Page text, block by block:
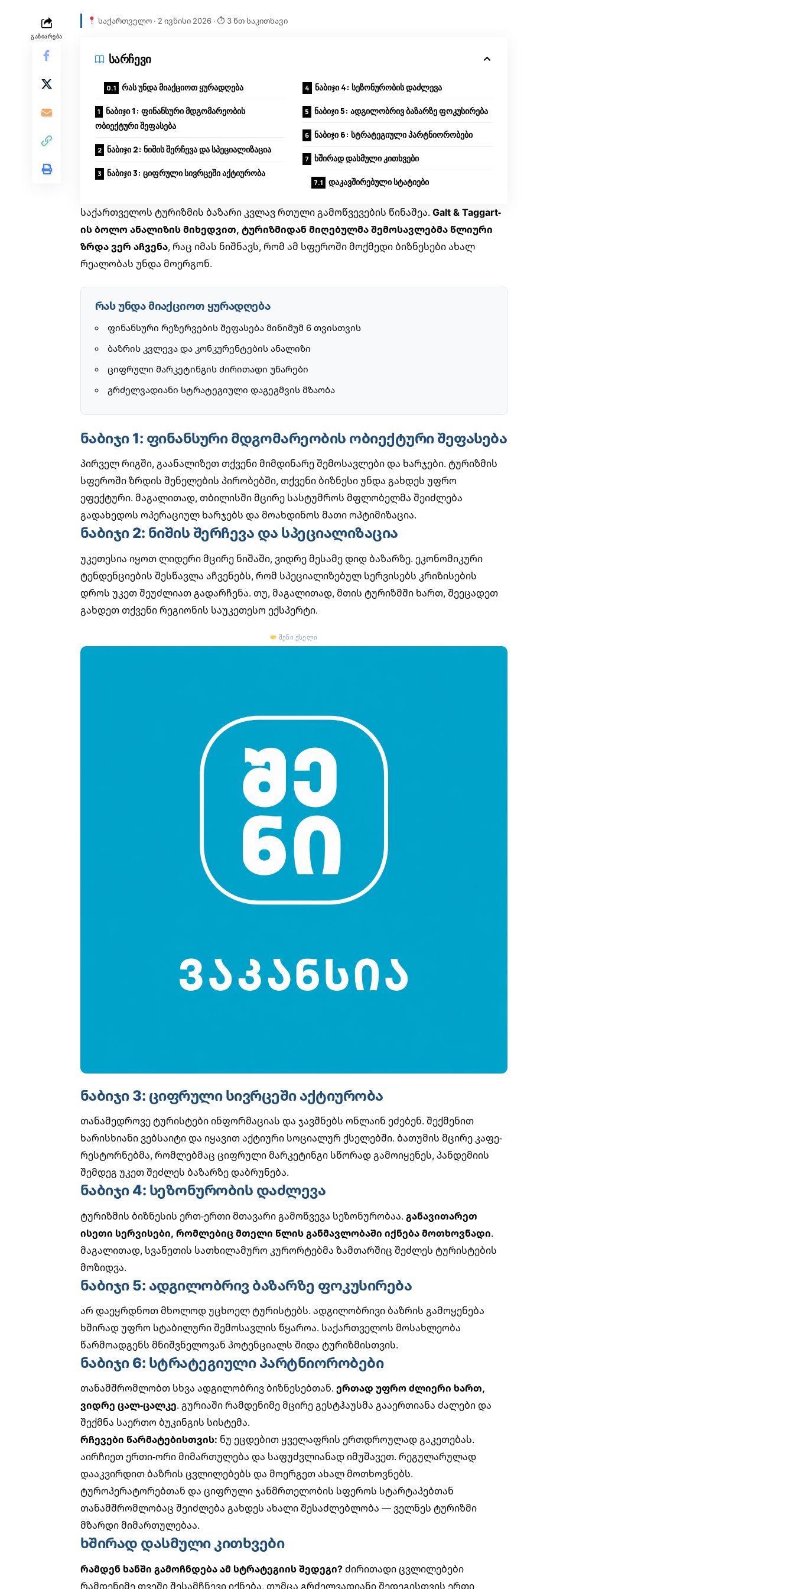
ᲒᲐᲖᲘᲐᲠᲔᲑᲐ
საქართველო · 2 ივნისი 2026 · ⏱ 3 წთ საკითხავი
სარჩევი
რას უნდა მიაქციოთ ყურადღება
ნაბიჯი 1: ფინანსური მდგომარეობის
ობიექტური შეფასება
ნაბიჯი 2: ნიშის შერჩევა და სპეციალიზაცია
ნაბიჯი 3: ციფრული სივრცეში აქტიურობა
ნაბიჯი 4: სეზონურობის დაძლევა
ნაბიჯი 5: ადგილობრივ ბაზარზე ფოკუსირება
ნაბიჯი 6: სტრატეგიული პარტნიორობები
ხშირად დასმული კითხვები
დაკავშირებული სტატიები
საქართველოს ტურიზმის ბაზარი კვლავ რთული გამოწვევების წინაშეა. Galt & Taggart-
ის ბოლო ანალიზის მიხედვით, ტურიზმიდან მიღებულმა შემოსავლებმა წლიური
ზრდა ვერ აჩვენა, რაც იმას ნიშნავს, რომ ამ სფეროში მოქმედი ბიზნესები ახალ
რეალობას უნდა მოერგონ.
რას უნდა მიაქციოთ ყურადღება
ფინანსური რეზერვების შეფასება მინიმუმ 6 თვისთვის
ბაზრის კვლევა და კონკურენტების ანალიზი
ციფრული მარკეტინგის ძირითადი უნარები
გრძელვადიანი სტრატეგიული დაგეგმვის მზაობა
ნაბიჯი 1: ფინანსური მდგომარეობის ობიექტური შეფასება
პირველ რიგში, გაანალიზეთ თქვენი მიმდინარე შემოსავლები და ხარჯები. ტურიზმის
სფეროში ზრდის შენელების პირობებში, თქვენი ბიზნესი უნდა გახდეს უფრო
ეფექტური. მაგალითად, თბილისში მცირე სასტუმროს მფლობელმა შეიძლება
გადახედოს ოპერაციულ ხარჯებს და მოახდინოს მათი ოპტიმიზაცია.
ნაბიჯი 2: ნიშის შერჩევა და სპეციალიზაცია
უკეთესია იყოთ ლიდერი მცირე ნიშაში, ვიდრე მესამე დიდ ბაზარზე. ეკონომიკური
ტენდენციების შესწავლა აჩვენებს, რომ სპეციალიზებულ სერვისებს კრიზისების
დროს უკეთ შეუძლიათ გადარჩენა. თუ, მაგალითად, მთის ტურიზმში ხართ, შეეცადეთ
გახდეთ თქვენი რეგიონის საუკეთესო ექსპერტი.
შენი ქსელი
ნაბიჯი 3: ციფრული სივრცეში აქტიურობა
თანამედროვე ტურისტები ინფორმაციას და ჯავშნებს ონლაინ ეძებენ. შექმენით
ხარისხიანი ვებსაიტი და იყავით აქტიური სოციალურ ქსელებში. ბათუმის მცირე კაფე-
რესტორნებმა, რომლებმაც ციფრული მარკეტინგი სწორად გამოიყენეს, პანდემიის
შემდეგ უკეთ შეძლეს ბაზარზე დაბრუნება.
ნაბიჯი 4: სეზონურობის დაძლევა
ტურიზმის ბიზნესის ერთ-ერთი მთავარი გამოწვევა სეზონურობაა. განავითარეთ
ისეთი სერვისები, რომლებიც მთელი წლის განმავლობაში იქნება მოთხოვნადი.
მაგალითად, სვანეთის სათხილამურო კურორტებმა ზამთარშიც შეძლეს ტურისტების
მოზიდვა.
ნაბიჯი 5: ადგილობრივ ბაზარზე ფოკუსირება
არ დაეყრდნოთ მხოლოდ უცხოელ ტურისტებს. ადგილობრივი ბაზრის გამოყენება
ხშირად უფრო სტაბილური შემოსავლის წყაროა. საქართველოს მოსახლეობა
წარმოადგენს მნიშვნელოვან პოტენციალს შიდა ტურიზმისთვის.
ნაბიჯი 6: სტრატეგიული პარტნიორობები
თანამშრომლობთ სხვა ადგილობრივ ბიზნესებთან. ერთად უფრო ძლიერი ხართ,
ვიდრე ცალ-ცალკე. გურიაში რამდენიმე მცირე გესტჰაუსმა გააერთიანა ძალები და
შექმნა საერთო ბუკინგის სისტემა.
რჩევები წარმატებისთვის: ნუ ეცდებით ყველაფრის ერთდროულად გაკეთებას.
აირჩიეთ ერთი-ორი მიმართულება და საფუძვლიანად იმუშავეთ. რეგულარულად
დააკვირდით ბაზრის ცვლილებებს და მოერგეთ ახალ მოთხოვნებს.
ტუროპერატორებთან და ციფრული ჯანმრთელობის სფეროს სტარტაპებთან
თანამშრომლობაც შეიძლება გახდეს ახალი შესაძლებლობა — ველნეს ტურიზმი
მზარდი მიმართულებაა.
ხშირად დასმული კითხვები
რამდენ ხანში გამოჩნდება ამ სტრატეგიის შედეგი?ძირითადი ცვლილებები
რამდენიმე თვეში შესამჩნევი იქნება, თუმცა გრძელვადიანი შედეგისთვის ერთი